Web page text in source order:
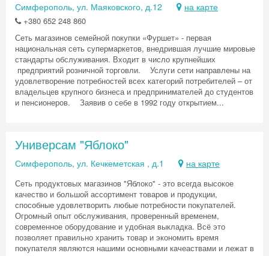
Симферополь, ул. Маяковского, д.12 на карте
+380 652 248 860
Сеть магазинов семейной покупки «Фуршет» - первая
национальная сеть супермаркетов, внедрившая лучшие мировые
стандарты обслуживания. Входит в число крупнейших
предприятий розничной торговли. Услуги сети направлены на
удовлетворение потребностей всех категорий потребителей – от
владельцев крупного бизнеса и предпринимателей до студентов
и пенсионеров. Заявив о себе в 1992 году открытием...
Универсам "Яблоко"
Симферополь, ул. Кечкеметская , д.1 на карте
Сеть продуктовых магазинов "Яблоко" - это всегда высокое
качество и большой ассортимент товаров и продукции,
способные удовлетворить любые потребности покупателей.
Огромный опыт обслуживания, проверенный временем,
современное оборудование и удобная выкладка. Всё это
позволяет правильно хранить товар и экономить время
покупателя являются нашими основными качеаствами и лежат в